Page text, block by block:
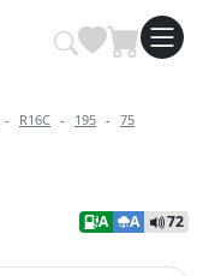
шины
R16C 195 75
A A 72